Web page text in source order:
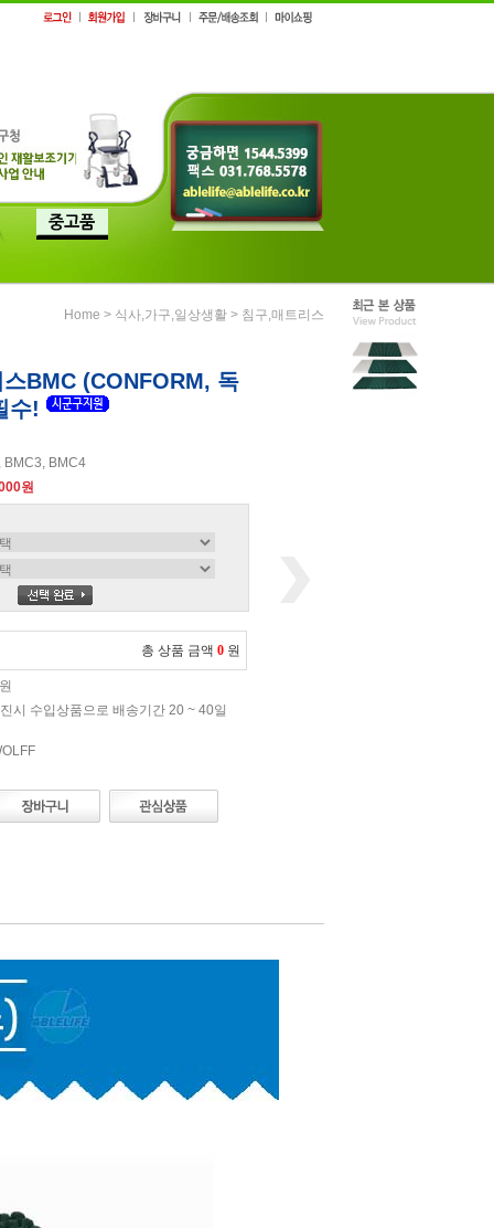
Home > 식사,가구,일상생활> 침구,매트리스
BMC (CONFORM, 독
수!
BMC3, BMC4
원
총 상품 금액 0 원
시 수입상품으로 배송기간 20 ~ 40일